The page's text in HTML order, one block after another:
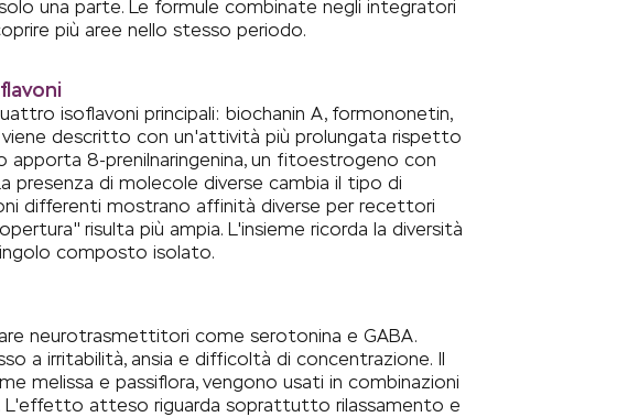
una parte. Le formule combinate negli integratori
più aree nello stesso periodo.
isoflavoni principali: biochanin A, formononetin,
viene descritto con un'attività più prolungata rispetto
apporta 8-prenilnaringenina, un fitoestrogeno con
presenza di molecole diverse cambia il tipo di
differenti mostrano affinità diverse per recettori
risulta più ampia. L'insieme ricorda la diversità
composto isolato.
neurotrasmettitori come serotonina e GABA.
a irritabilità, ansia e difficoltà di concentrazione. Il
melissa e passiflora, vengono usati in combinazioni
L'effetto atteso riguarda soprattutto rilassamento e